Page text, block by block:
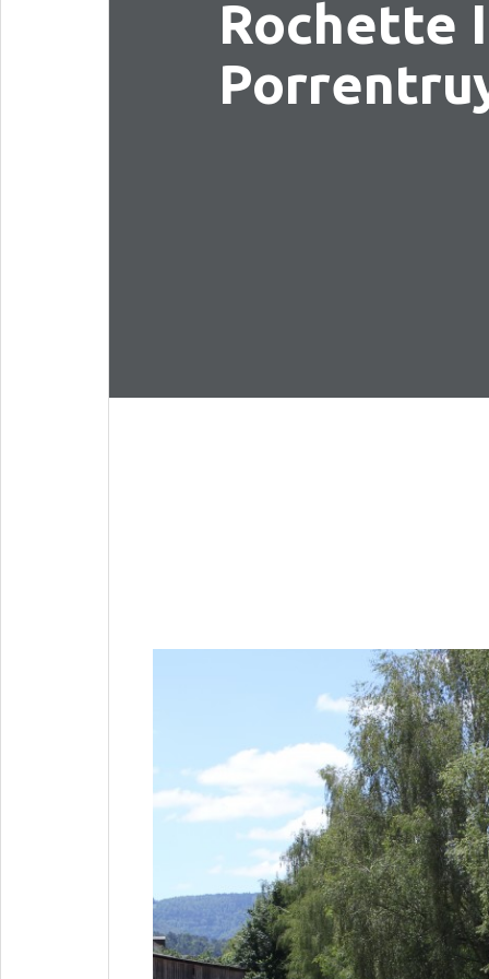
Rochette